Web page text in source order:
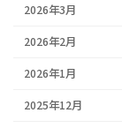
2026年3月
2026年2月
2026年1月
2025年12月